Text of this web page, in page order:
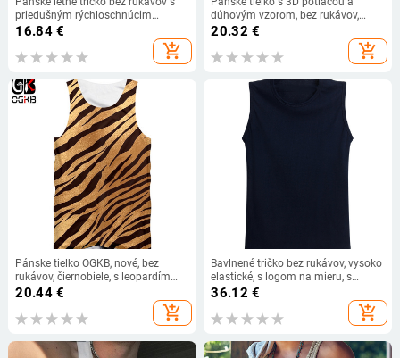
priedušným rýchloschnúcim
materiálom, sieťované, do
telocvične, na fitness a behanie,
ležérne, s kapucňou
16.84€
add_shopping_cart
dúhovým vzorom, bez rukávov,
streetwear top s psychedelickou
kostrou v LA hip hopovom štýle
20.32 €
add_shopping_cart
Pánske tielko OGKB, nové, bez
rukávov, čiernobiele, s leopardím
vzorom a tigrom, 3D tlačou, veľké
rozmery, letné oblečenie pre mužov
20.44€
add_shopping_cart
Bavlnené tričko bez rukávov, vysoko
elastické, s logom na mieru, s
potlačou fotografie, pre mužov,
chlapcov.
36.12 €
add_shopping_cart